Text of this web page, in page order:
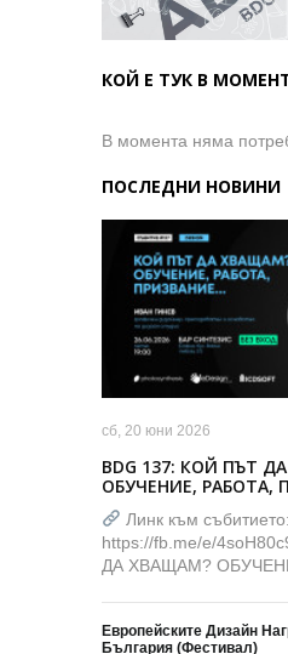
КОЙ Е ТУК В
В момента няма
ПОСЛЕДНИ НОВИНИ
сб, 20 юни 2026
BDG 137: КОЙ ПЪТ
ОБУЧЕНИЕ, РАБОТА,
Линк към събитието:
https://fb.me/e/
ДА ХВАЩАМ?
Европейските Дизайн
България (Фестивал)